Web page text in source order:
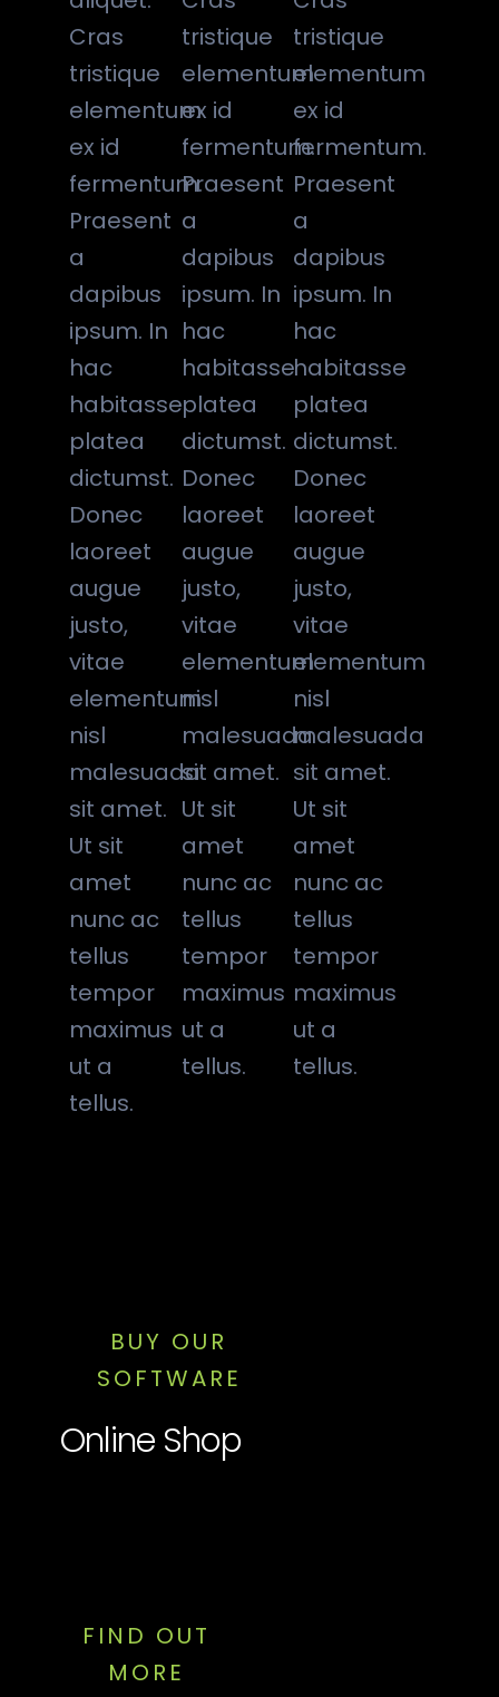
Cras
tristique
elementum
ex id
fermentum.
Praesent
a
dapibus
ipsum. In
hac
habitasse
platea
dictumst.
Donec
laoreet
augue
justo,
vitae
elementum
nisl
malesuada
sit amet.
Ut sit
amet
nunc ac
tellus
tempor
maximus
ut a
tellus.
tristique
elementum
ex id
fermentum.
Praesent
a
dapibus
ipsum. In
hac
habitasse
platea
dictumst.
Donec
laoreet
augue
justo,
vitae
elementum
nisl
malesuada
sit amet.
Ut sit
amet
nunc ac
tellus
tempor
maximus
ut a
tellus.
tristique
elementum
ex id
fermentum.
Praesent
a
dapibus
ipsum. In
hac
habitasse
platea
dictumst.
Donec
laoreet
augue
justo,
vitae
elementum
nisl
malesuada
sit amet.
Ut sit
amet
nunc ac
tellus
tempor
maximus
ut a
tellus.
BUY OUR
SOFTWARE
Online Shop
FIND OUT
MORE